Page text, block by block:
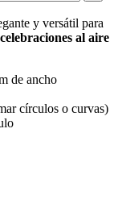
y versátil para
al aire
de ancho
círculos o curvas)